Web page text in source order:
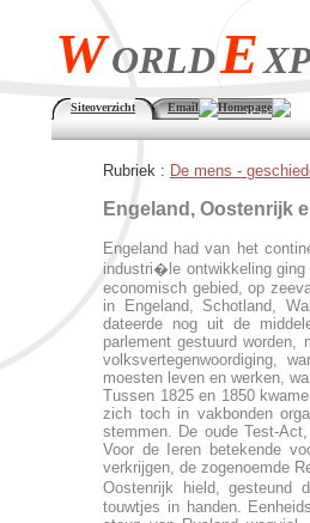
WORLDE
Siteoverzicht Email Homepage
Rubriek : De mens -
Engeland, Oostenrijk
Engeland had van het
industri�le ontwikkeling ging
economisch gebied, op
in Engeland, Schotland,
dateerde nog uit de
parlement gestuurd
volksvertegenwoordiging,
moesten leven en werken,
Tussen 1825 en 1850
zich toch in vakbonden
stemmen. De oude Test-
Voor de Ieren betekende
verkrijgen, de zogenoemde
Oostenrijk hield,
touwtjes in handen.